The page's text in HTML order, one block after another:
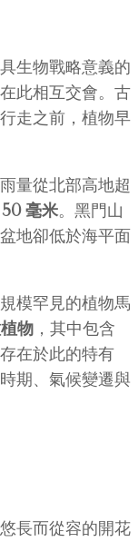
生物戰略意義的
此相互交會。古
走之前，植物早
量從北部高地超
50 毫米。黑門山
地卻低於海平面
模罕見的植物馬
物 ，其中包含
在於此的特有
期、氣候變遷與
長而從容的開花